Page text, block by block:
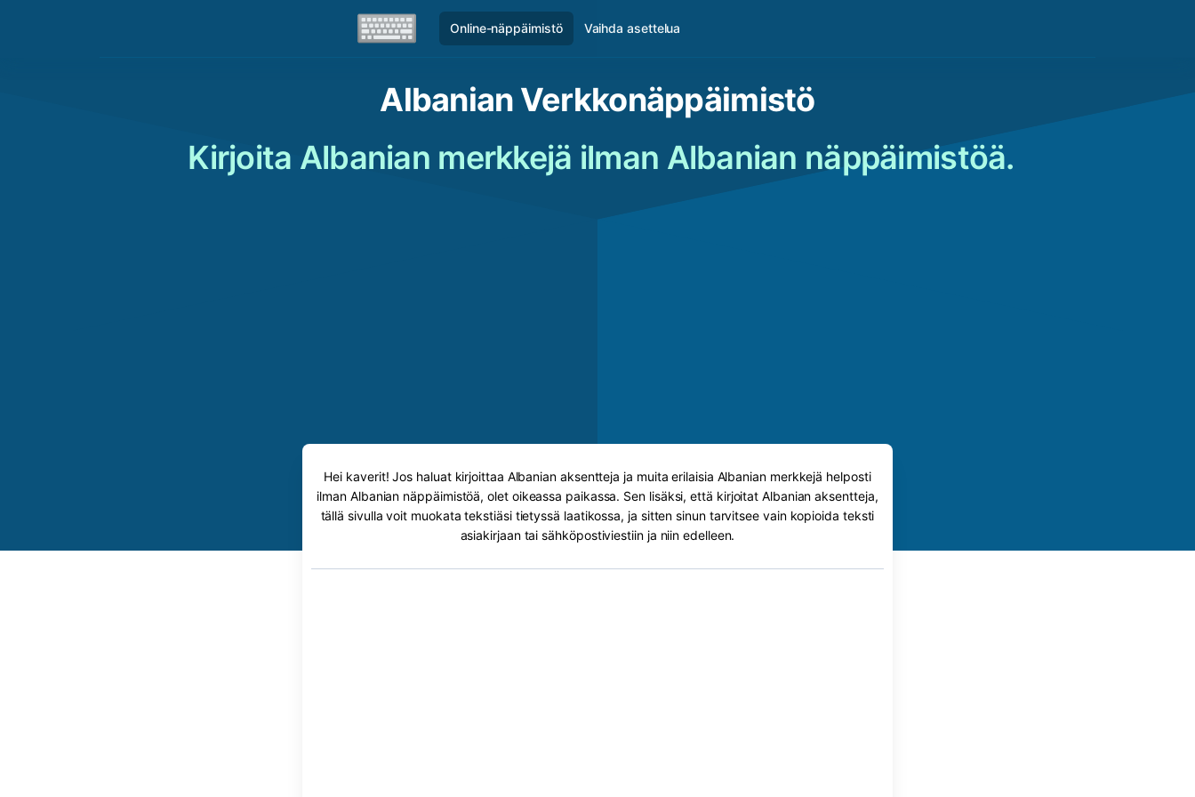
Online-näppäimistö Vaihda asettelua
Albanian Verkkonäppäimistö
Kirjoita Albanian merkkejä ilman Albanian näppäimistöä.
Hei kaverit! Jos haluat kirjoittaa Albanian aksentteja ja muita erilaisia Albanian merkkejä helposti
ilman Albanian näppäimistöä, olet oikeassa paikassa. Sen lisäksi, että kirjoitat Albanian aksentteja,
tällä sivulla voit muokata tekstiäsi tietyssä laatikossa, ja sitten sinun tarvitsee vain kopioida teksti
asiakirjaan tai sähköpostiviestiin ja niin edelleen.